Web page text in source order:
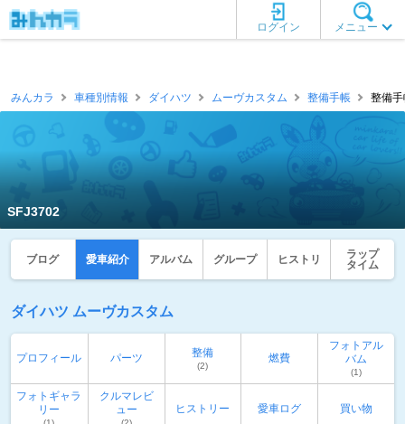
メニュー
ログイン
みんカラ 車種別情報 ダイハツ ムーヴカスタム 整備手帳 整備
SFJ3702
ブログ 愛車紹介 アルバム グループ ヒストリ
ラップ
タイム
ダイハツ ムーヴカスタム
プロフィール パーツ 整備
(2)
燃費
フォトアル
バム
(1)
フォトギャラ
リー
クルマレビ
ュー
ヒストリー 愛車ログ 買い物